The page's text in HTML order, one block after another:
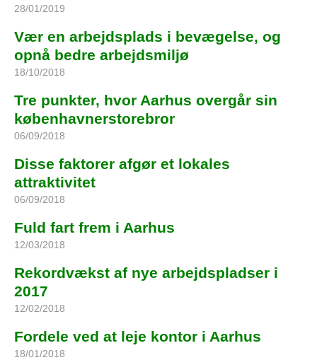
28/01/2019
Vær en arbejdsplads i bevægelse, og
opnå bedre arbejdsmiljø
18/10/2018
Tre punkter, hvor Aarhus overgår sin
københavnerstorebror
06/09/2018
Disse faktorer afgør et lokales
attraktivitet
06/09/2018
Fuld fart frem i Aarhus
12/03/2018
Rekordvækst af nye arbejdspladser i
2017
12/02/2018
Fordele ved at leje kontor i Aarhus
18/01/2018